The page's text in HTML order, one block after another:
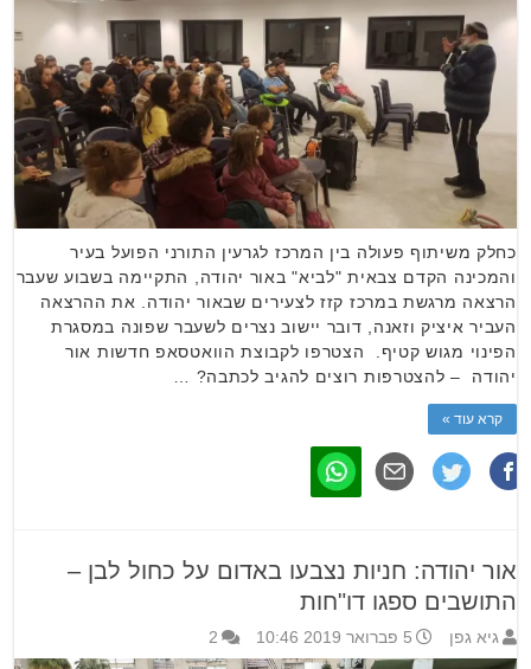
כחלק משיתוף פעולה בין המרכז לגרעין התורני הפועל בעיר
והמכינה הקדם צבאית "לביא" באור יהודה, התקיימה בשבוע שעבר
הרצאה מרגשת במרכז קזז לצעירים שבאור יהודה. את ההרצאה
העביר איציק וזאנה, דובר יישוב נצרים לשעבר שפונה במסגרת
הפינוי מגוש קטיף. הצטרפו לקבוצת הוואטסאפ חדשות אור
יהודה – להצטרפות רוצים להגיב לכתבה? …
קרא עוד »
אור יהודה: חניות נצבעו באדום על כחול לבן –
התושבים ספגו דו"חות
גיא גפן 5 פברואר 2019 10:46 2